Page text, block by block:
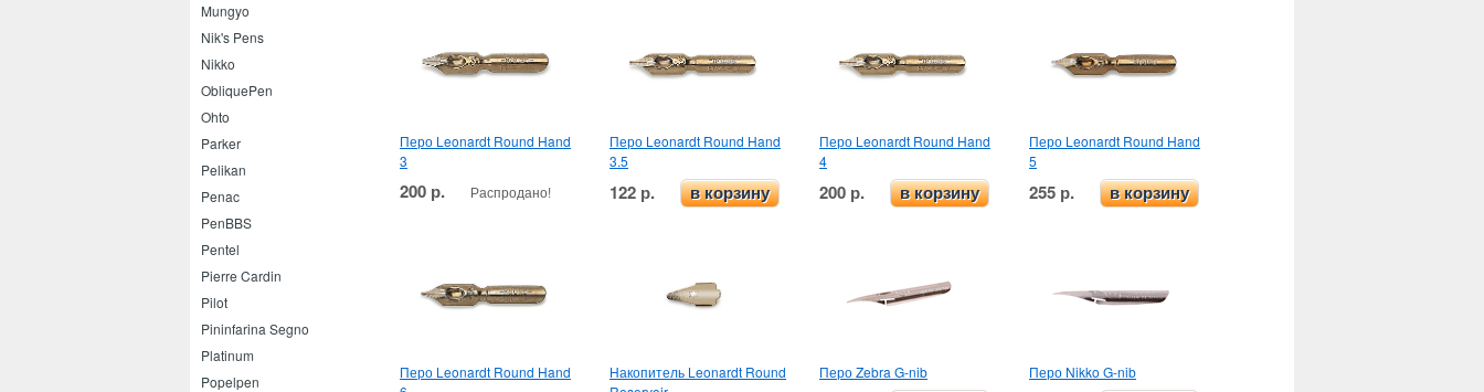
Mungyo
Nik's Pens
Nikko
ObliquePen
Ohto
Parker
Pelikan
Penac
PenBBS
Pentel
Pierre Cardin
Pilot
Pininfarina Segno
Platinum
Popelpen
Перо Leonardt Round Hand
3
200 р. Распродано!
Перо Leonardt Round Hand
3.5
122 р. в корзину
Перо Leonardt Round Hand
4
200 р. в корзину
Перо Leonardt Round Hand
5
255 р. в корзину
Перо Leonardt Round Hand
Накопитель Leonardt Round
Перо Zebra G-nib Перо Nikko G-nib